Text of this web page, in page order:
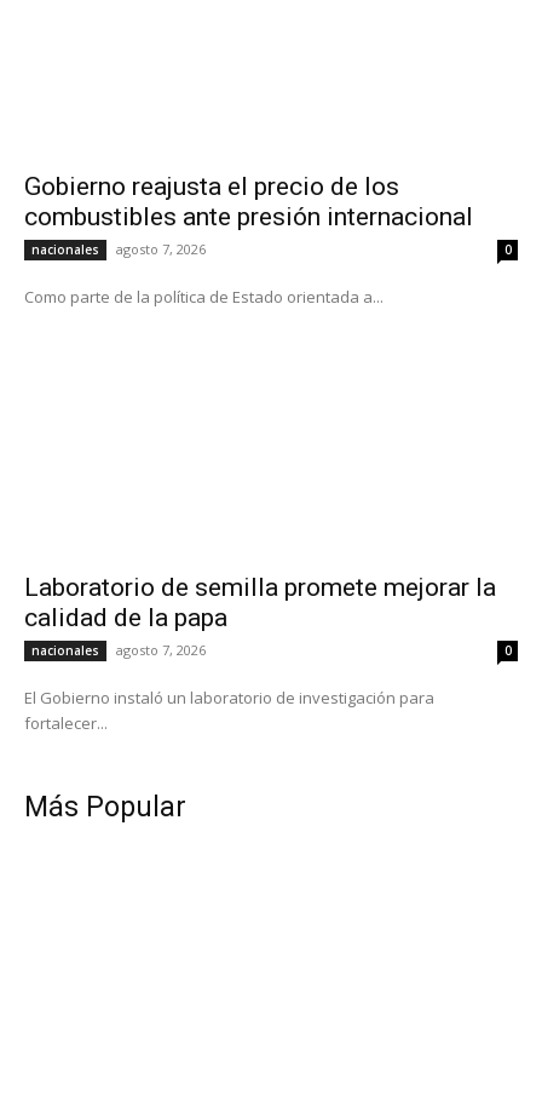
Gobierno reajusta el precio de los
combustibles ante presión internacional
nacionales agosto 7, 2026 0
Como parte de la política de Estado orientada a...
Laboratorio de semilla promete mejorar la
calidad de la papa
nacionales agosto 7, 2026 0
El Gobierno instaló un laboratorio de investigación para
fortalecer...
Más Popular